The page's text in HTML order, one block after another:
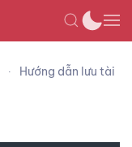
Hướng dẫn lưu tài